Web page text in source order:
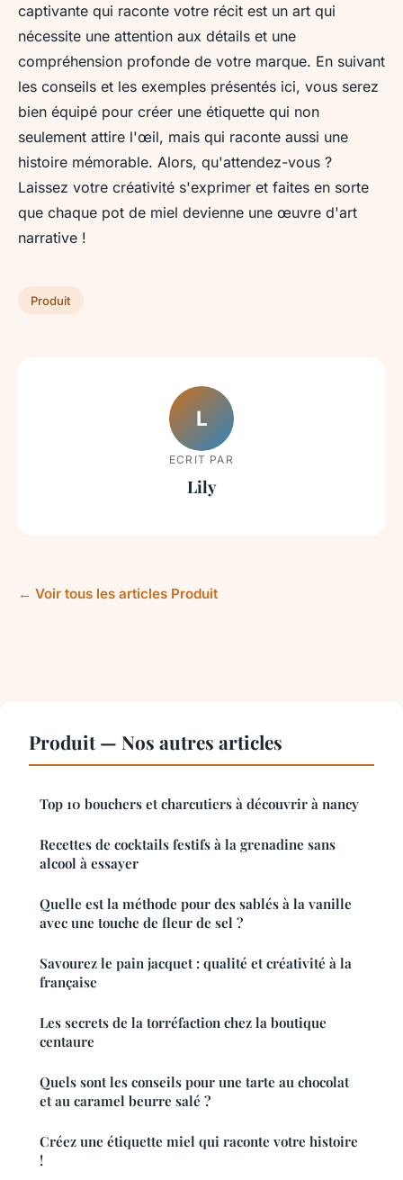
captivante qui raconte votre récit est un art qui
nécessite une attention aux détails et une
compréhension profonde de votre marque. En suivant
les conseils et les exemples présentés ici, vous serez
bien équipé pour créer une étiquette qui non
seulement attire l'œil, mais qui raconte aussi une
histoire mémorable. Alors, qu'attendez-vous ?
Laissez votre créativité s'exprimer et faites en sorte
que chaque pot de miel devienne une œuvre d'art
narrative !
Produit
L
ECRIT PAR
Lily
← Voir tous les articles Produit
Produit — Nos autres articles
Top 10 bouchers et charcutiers à découvrir à nancy
Recettes de cocktails festifs à la grenadine sans
alcool à essayer
Quelle est la méthode pour des sablés à la vanille
avec une touche de fleur de sel ?
Savourez le pain jacquet : qualité et créativité à la
française
Les secrets de la torréfaction chez la boutique
centaure
Quels sont les conseils pour une tarte au chocolat
et au caramel beurre salé ?
Créez une étiquette miel qui raconte votre histoire
!